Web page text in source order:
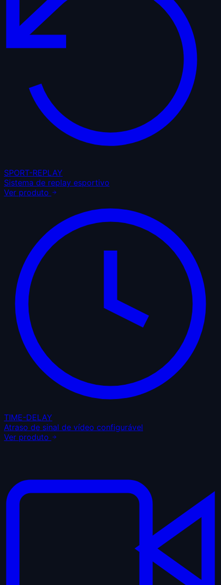
SPORT-REPLAY
Sistema de replay esportivo
Ver produto
TIME-DELAY
Atraso de sinal de vídeo configurável
Ver produto